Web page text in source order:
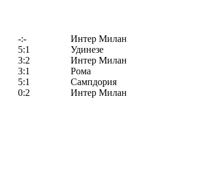
-:-
Интер Милан
5:1
Удинезе
3:2
Интер Милан
3:1
Рома
5:1
Сампдория
0:2
Интер Милан